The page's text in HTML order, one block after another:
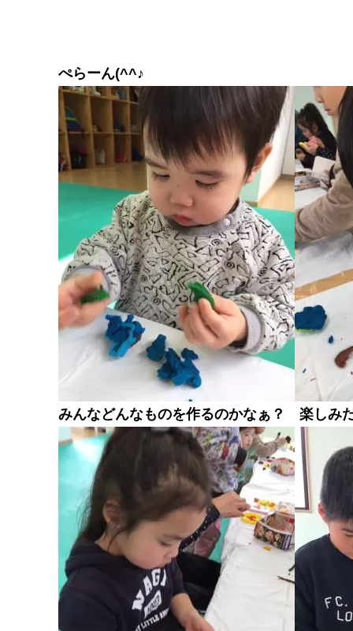
ぺらーん(^^♪
みんなどんなものを作るのかなぁ？ 楽しみ